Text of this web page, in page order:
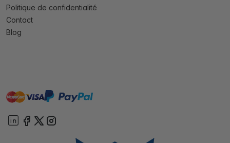
Politique de confidentialité
Contact
Blog
mastervisa paypal